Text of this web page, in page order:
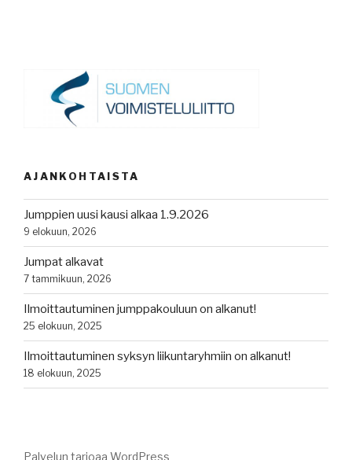
AJANKOHTAISTA
Jumppien uusi kausi alkaa 1.9.2026
9 elokuun, 2026
Jumpat alkavat
7 tammikuun, 2026
Ilmoittautuminen jumppakouluun on alkanut!
25 elokuun, 2025
Ilmoittautuminen syksyn liikuntaryhmiin on alkanut!
18 elokuun, 2025
Palvelun tarjoaa WordPress